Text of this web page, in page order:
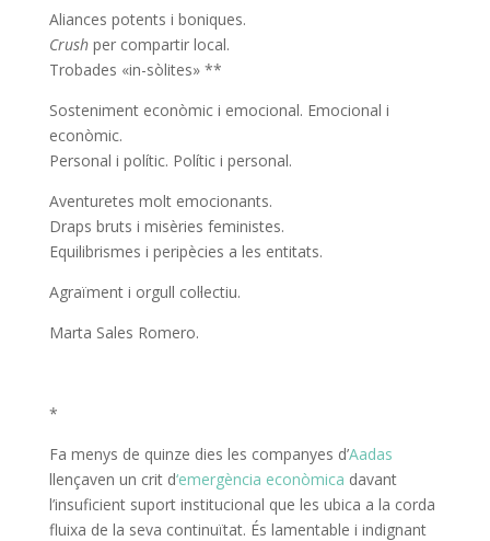
Aliances potents i boniques.
Crushper compartir local.
Trobades «in-sòlites» **
Sosteniment econòmic i emocional. Emocional i
econòmic.
Personal i polític. Polític i personal.
Aventuretes molt emocionants.
Draps bruts i misèries feministes.
Equilibrismes i peripècies a les entitats.
Agraïment i orgull col·lectiu.
Marta Sales Romero.
*
Fa menys de quinze dies les companyes d’Aadas
llençaven un crit d‘emergència econòmica davant
l’insuficient suport institucional que les ubica a la corda
fluixa de la seva continuïtat. És lamentable i indignant